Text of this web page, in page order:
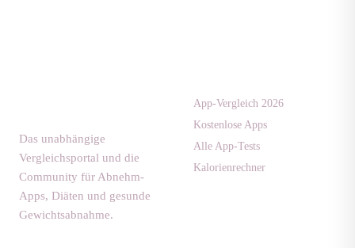
Das unabhängige
Vergleichsportal und die
Community für Abnehm-
Apps, Diäten und gesunde
Gewichtsabnahme.
App-Vergleich 2026
Kostenlose Apps
Alle App-Tests
Kalorienrechner